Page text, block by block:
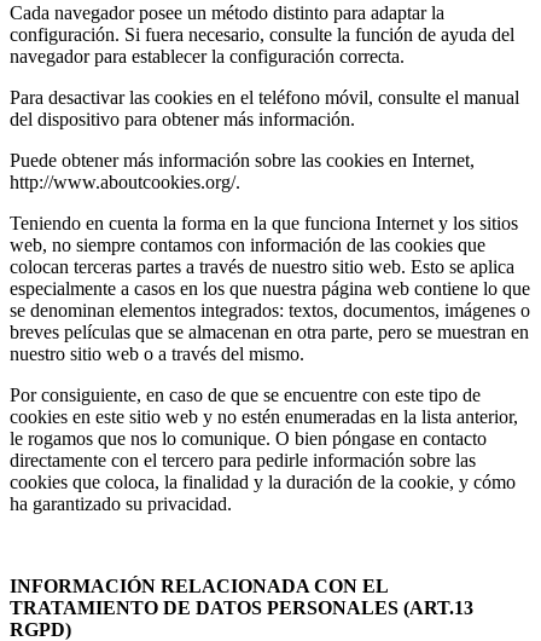
Cada navegador posee un método distinto para adaptar la
configuración. Si fuera necesario, consulte la función de ayuda del
navegador para establecer la configuración correcta.
Para desactivar las cookies en el teléfono móvil, consulte el manual
del dispositivo para obtener más información.
Puede obtener más información sobre las cookies en Internet,
http://www.aboutcookies.org/.
Teniendo en cuenta la forma en la que funciona Internet y los sitios
web, no siempre contamos con información de las cookies que
colocan terceras partes a través de nuestro sitio web. Esto se aplica
especialmente a casos en los que nuestra página web contiene lo que
se denominan elementos integrados: textos, documentos, imágenes o
breves películas que se almacenan en otra parte, pero se muestran en
nuestro sitio web o a través del mismo.
Por consiguiente, en caso de que se encuentre con este tipo de
cookies en este sitio web y no estén enumeradas en la lista anterior,
le rogamos que nos lo comunique. O bien póngase en contacto
directamente con el tercero para pedirle información sobre las
cookies que coloca, la finalidad y la duración de la cookie, y cómo
ha garantizado su privacidad.
INFORMACIÓN RELACIONADA CON EL
TRATAMIENTO DE DATOS PERSONALES (ART.13
RGPD)